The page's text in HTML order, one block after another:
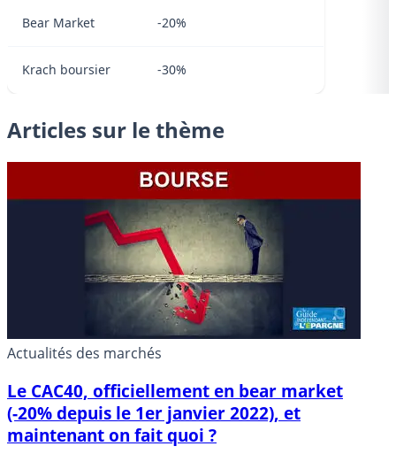
Bear Market -20%
Krach boursier -30%
Articles sur le thème
Actualités des marchés
Le CAC40, officiellement en bear market
(-20% depuis le 1er janvier 2022), et
maintenant on fait quoi ?